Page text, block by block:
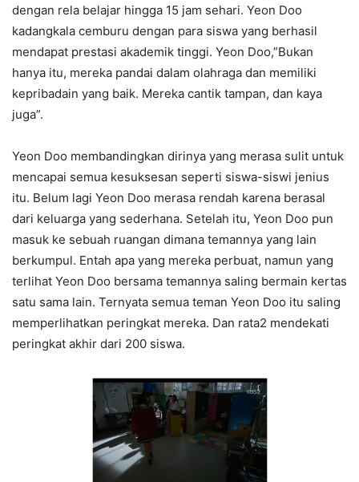
dengan rela belajar hingga 15 jam sehari. Yeon Doo
kadangkala cemburu dengan para siswa yang berhasil
mendapat prestasi akademik tinggi. Yeon Doo,”Bukan
hanya itu, mereka pandai dalam olahraga dan memiliki
kepribadain yang baik. Mereka cantik tampan, dan kaya
juga”.
Yeon Doo membandingkan dirinya yang merasa sulit untuk
mencapai semua kesuksesan seperti siswa-siswi jenius
itu. Belum lagi Yeon Doo merasa rendah karena berasal
dari keluarga yang sederhana. Setelah itu, Yeon Doo pun
masuk ke sebuah ruangan dimana temannya yang lain
berkumpul. Entah apa yang mereka perbuat, namun yang
terlihat Yeon Doo bersama temannya saling bermain kertas
satu sama lain. Ternyata semua teman Yeon Doo itu saling
memperlihatkan peringkat mereka. Dan rata2 mendekati
peringkat akhir dari 200 siswa.